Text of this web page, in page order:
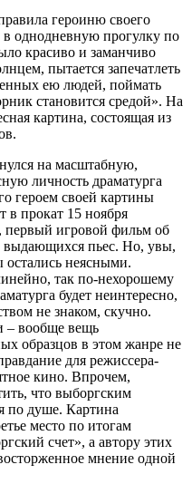
героиню своего
однодневную прогулку по
красиво и заманчиво
пытается запечатлеть
ею людей, поймать
становится средой». На
картина, состоящая из
на масштабную,
личность драматурга
героем своей картины
в прокат 15 ноября
первый игровой фильм об
выдающихся пьес. Но, увы,
остались неясными.
так по-нехорошему
будет неинтересно,
не знаком, скучно.
– вообще вещь
образцов в этом жанре не
для режиссера-
кино. Впрочем,
что выборгским
по душе. Картина
место по итогам
счет», а автору этих
мнение одной